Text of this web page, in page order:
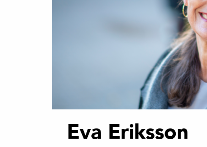
Eva Eriksson